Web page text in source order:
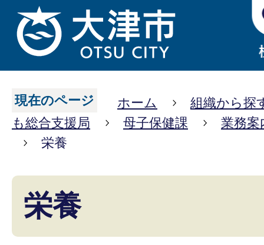
現在のページ ホーム
組織から探
も総合支援局
母子保健課
業務案
栄養
栄養